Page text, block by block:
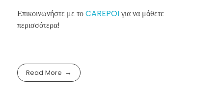
Επικοινωνήστε με τοCAREPOIγια να μάθετε
περισσότερα!
Read More